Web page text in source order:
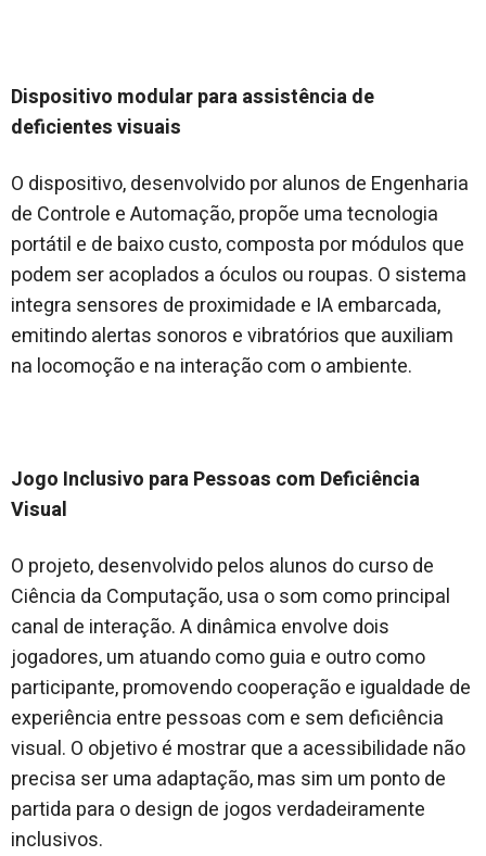
Dispositivo modular para assistência de
deficientes visuais
O dispositivo, desenvolvido por alunos de Engenharia
de Controle e Automação, propõe uma tecnologia
portátil e de baixo custo, composta por módulos que
podem ser acoplados a óculos ou roupas. O sistema
integra sensores de proximidade e IA embarcada,
emitindo alertas sonoros e vibratórios que auxiliam
na locomoção e na interação com o ambiente.
Jogo Inclusivo para Pessoas com Deficiência
Visual
O projeto, desenvolvido pelos alunos do curso de
Ciência da Computação, usa o som como principal
canal de interação. A dinâmica envolve dois
jogadores, um atuando como guia e outro como
participante, promovendo cooperação e igualdade de
experiência entre pessoas com e sem deficiência
visual. O objetivo é mostrar que a acessibilidade não
precisa ser uma adaptação, mas sim um ponto de
partida para o design de jogos verdadeiramente
inclusivos.